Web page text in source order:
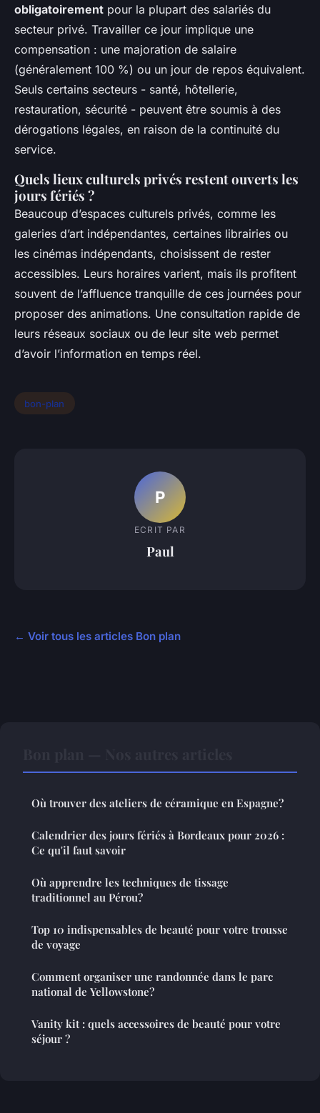
obligatoirement pour la plupart des salariés du
secteur privé. Travailler ce jour implique une
compensation : une majoration de salaire
(généralement 100 %) ou un jour de repos équivalent.
Seuls certains secteurs - santé, hôtellerie,
restauration, sécurité - peuvent être soumis à des
dérogations légales, en raison de la continuité du
service.
Quels lieux culturels privés restent ouverts les
jours fériés ?
Beaucoup d’espaces culturels privés, comme les
galeries d’art indépendantes, certaines librairies ou
les cinémas indépendants, choisissent de rester
accessibles. Leurs horaires varient, mais ils profitent
souvent de l’affluence tranquille de ces journées pour
proposer des animations. Une consultation rapide de
leurs réseaux sociaux ou de leur site web permet
d’avoir l’information en temps réel.
bon-plan
P
ECRIT PAR
Paul
← Voir tous les articles Bon plan
Où trouver des ateliers de céramique en Espagne?
Calendrier des jours fériés à Bordeaux pour 2026 :
Ce qu'il faut savoir
Où apprendre les techniques de tissage
traditionnel au Pérou?
Top 10 indispensables de beauté pour votre trousse
de voyage
Comment organiser une randonnée dans le parc
national de Yellowstone?
Vanity kit : quels accessoires de beauté pour votre
séjour ?